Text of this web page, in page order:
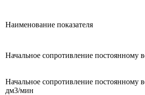
Наименование показателя
Начальное сопротивление постоянному
Начальное сопротивление постоянному
дм3/мин